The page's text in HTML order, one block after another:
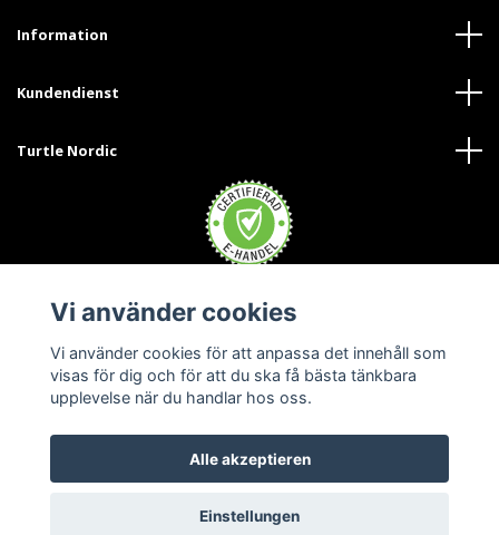
Information
Kundendienst
Turtle Nordic
© 2026 Turtle Nordic Austria
Vi använder cookies
Vi använder cookies för att anpassa det innehåll som
visas för dig och för att du ska få bästa tänkbara
upplevelse när du handlar hos oss.
Alle akzeptieren
Einstellungen